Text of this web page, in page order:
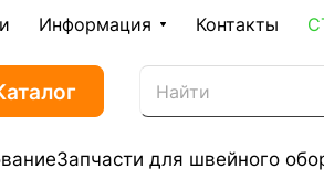
Информация Контакты
Запчасти для швейного